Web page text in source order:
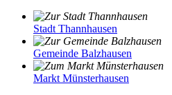
Stadt Thannhausen
Gemeinde Balzhausen
Markt Münsterhausen